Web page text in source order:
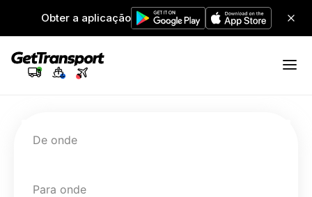
Obter a aplicação
De onde
Para onde